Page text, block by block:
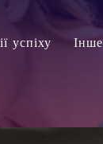
успіху Інше